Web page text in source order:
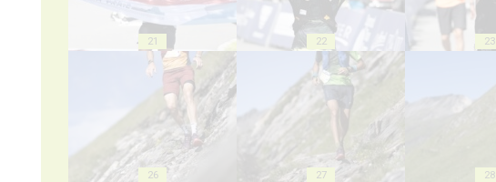
21 22 23
26 27 28